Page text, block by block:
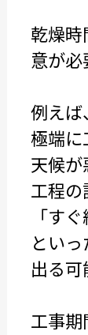
乾燥
意が必
例えば、
極端
天候が
工程
「す
とい
出る可
工事